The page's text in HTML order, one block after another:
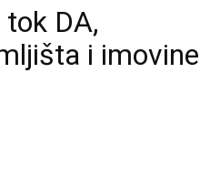
DA,
i imovine